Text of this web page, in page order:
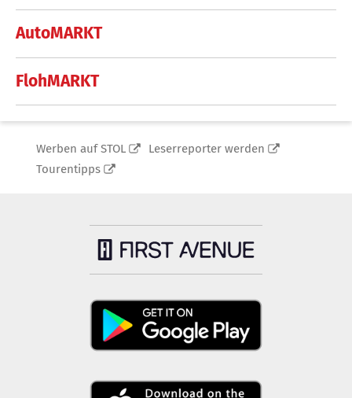
AutoMARKT
FlohMARKT
Werben auf STOL
Leserreporter werden
Tourentipps